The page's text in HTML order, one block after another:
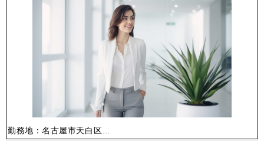
勤務地：名古屋市天白区...